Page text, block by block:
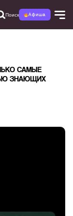
Поиск Афиша
САМЫЕ
ЗНАЮЩИХ